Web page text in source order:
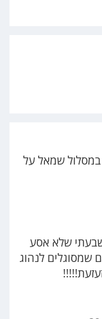
במסלול שמאל על
שלא אסע
שמסוגלים לנהוג